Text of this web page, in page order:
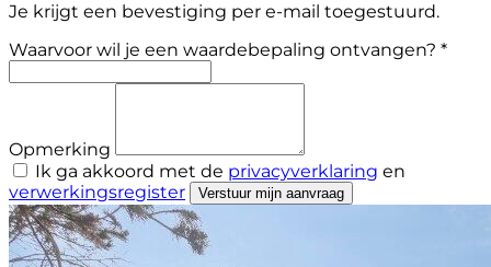
Je krijgt een bevestiging per e-mail toegestuurd.
Waarvoor wil je een waardebepaling ontvangen? *
Opmerking
Ik ga akkoord met de privacyverklaring en
verwerkingsregister
Verstuur mijn aanvraag